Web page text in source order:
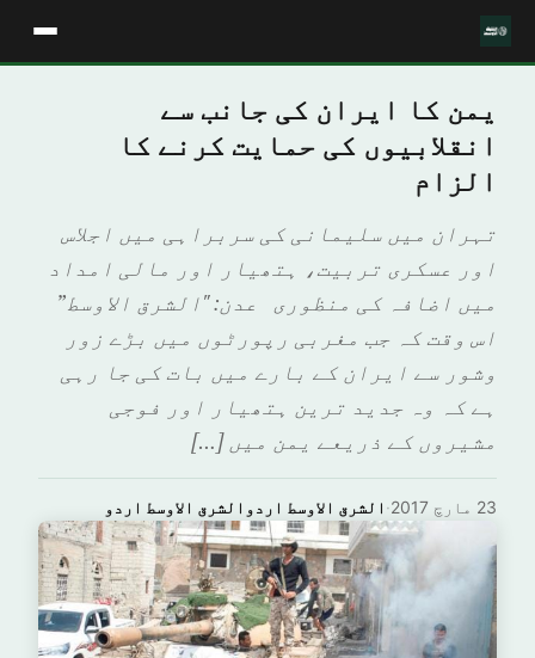
یمن کا ایران کی جانب سے
انقلابیوں کی حمایت کرنے کا
الزام
تہران میں سلیمانی کی سربراہی میں اجلاس
اور عسکری تربیت، ہتھیار اور مالی امداد
میں اضافہ کی منظوری عدن: "الشرق الاوسط”
اس وقت کہ جب مغربی رپورٹوں میں بڑے زور
وشور سے ایران کے بارے میں بات کی جا رہی
ہے کہ وہ جدید ترین ہتھیار اور فوجی
مشیروں کے ذریعے یمن میں […]
الشرق الاوسط اردوالشرق الاوسط اردو · 23 مارچ 2017